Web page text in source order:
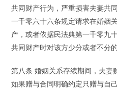
共同财产行为，严重损害夫妻共
一千零六十六条规定请求在婚姻
产，或者依据民法典第一千零九
共同财产时对该方少分或者不分
第八条 婚姻关系存续期间，夫妻
如果赠与合同明确约定只赠与自